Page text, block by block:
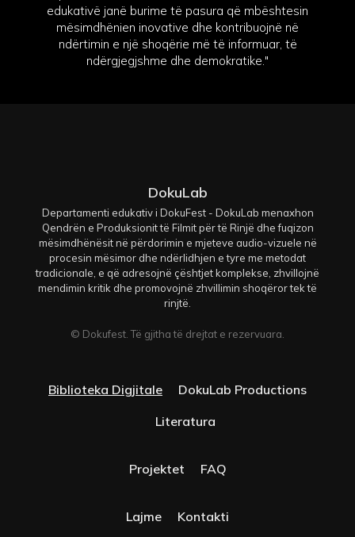
edukativë janë burime të pasura që mbështesin
mësimdhënien inovative dhe kontribuojnë në
ndërtimin e një shoqërie më të informuar, të
ndërgjegjshme dhe demokratike."
DokuLab
Departamenti edukativ i DokuFest - DokuLab menaxhon
Qendrën e Produksionit të Filmit për të Rinjë dhe fuqizon
mësimdhënësit në përdorimin e mjeteve audio-vizuele në
procesin mësimor dhe ndërlidhjen e tyre me metodat
tradicionale, e që adresojnë çështjet komplekse, zhvillojnë
mendimin kritik dhe promovojnë zhvillimin shoqëror tek të
rinjtë.
© Dokufest. Të gjitha të drejtat e rezervuara.
Biblioteka Digjitale
DokuLab Productions
Literatura
Projektet FAQ
Lajme Kontakti